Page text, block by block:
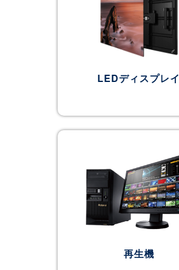
LEDディスプレイ
再生機